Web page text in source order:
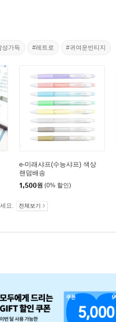
성가득 #레트로 #귀여운빈티지
e-미래샤프(수능샤프) 색상
랜덤배송
1,500원 (0% 할인)
요. 전체보기